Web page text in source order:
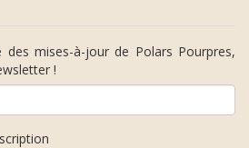
mises-à-jour de Polars Pourpres,
!